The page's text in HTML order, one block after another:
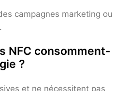
campagnes marketing ou
NFC consomment-
?
et ne nécessitent pas